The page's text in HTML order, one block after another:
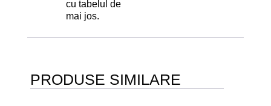
cu tabelul de
mai jos.
PRODUSE SIMILARE